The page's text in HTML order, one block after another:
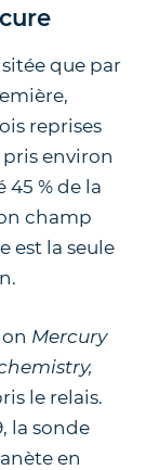
que par
reprises
pris environ
% de la
champ
est la seule
Mercury
le relais.
la sonde
en